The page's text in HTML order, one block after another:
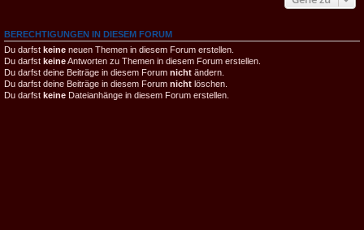
BERECHTIGUNGEN IN DIESEM FORUM
Du darfst keine neuen Themen in diesem Forum erstellen.
Du darfst keineAntworten zu Themen in diesem Forum erstellen.
Du darfst deine Beiträge in diesem Forum nicht ändern.
Du darfst deine Beiträge in diesem Forum nicht löschen.
Du darfst keine Dateianhänge in diesem Forum erstellen.